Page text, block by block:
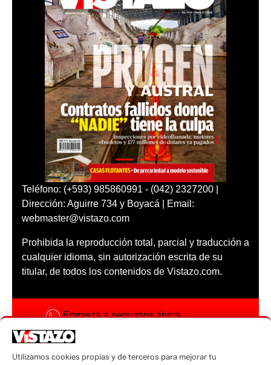
Teléfono: (+593) 985860991 - (042) 2327200 |
Dirección: Aguirre 734 y Boyacá | Email:
webmaster@vistazo.com
Prohibida la reproducción total, parcial y traducción a
cualquier idioma, sin autorización escrita de su
titular, de todos los contenidos de Vistazo.com.
Empieza a seguirnos ahora
Código ética
Utilizamos cookies propias y de terceros para mejorar tu